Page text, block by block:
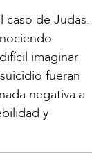
caso de Judas.
imaginar
fueran
negativa a
y